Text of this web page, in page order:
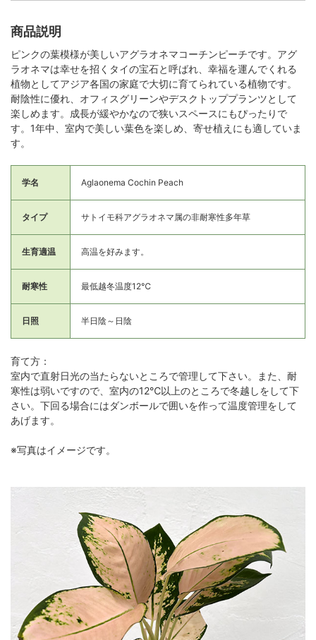
商品説明
ピンクの葉模様が美しいアグラオネマコーチンピーチです。アグ
ラオネマは幸せを招くタイの宝石と呼ばれ、幸福を運んでくれる
植物としてアジア各国の家庭で大切に育てられている植物です。
耐陰性に優れ、オフィスグリーンやデスクトッププランツとして
楽しめます。成長が緩やかなので狭いスペースにもぴったりで
す。1年中、室内で美しい葉色を楽しめ、寄せ植えにも適していま
す。
学名 Aglaonema Cochin Peach
タイプ サトイモ科アグラオネマ属の非耐寒性多年草
生育適温 高温を好みます。
耐寒性 最低越冬温度12℃
日照 半日陰～日陰
育て方：
室内で直射日光の当たらないところで管理して下さい。また、耐
寒性は弱いですので、室内の12℃以上のところで冬越しをして下
さい。下回る場合にはダンボールで囲いを作って温度管理をして
あげます。
※写真はイメージです。